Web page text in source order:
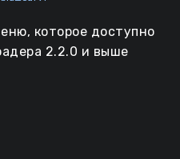
которое доступно
2.2.0 и выше